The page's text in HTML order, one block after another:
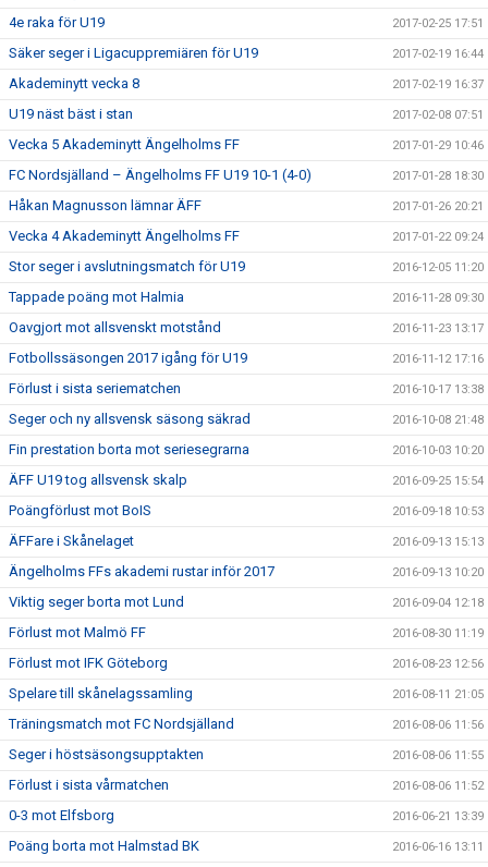
4e raka för U19 2017-02-25 17:51
Säker seger i Ligacuppremiären för U19 2017-02-19 16:44
Akademinytt vecka 8 2017-02-19 16:37
U19 näst bäst i stan 2017-02-08 07:51
Vecka 5 Akademinytt Ängelholms FF 2017-01-29 10:46
FC Nordsjälland – Ängelholms FF U19 10-1 (4-0) 2017-01-28 18:30
Håkan Magnusson lämnar ÄFF 2017-01-26 20:21
Vecka 4 Akademinytt Ängelholms FF 2017-01-22 09:24
Stor seger i avslutningsmatch för U19 2016-12-05 11:20
Tappade poäng mot Halmia 2016-11-28 09:30
Oavgjort mot allsvenskt motstånd 2016-11-23 13:17
Fotbollssäsongen 2017 igång för U19 2016-11-12 17:16
Förlust i sista seriematchen 2016-10-17 13:38
Seger och ny allsvensk säsong säkrad 2016-10-08 21:48
Fin prestation borta mot seriesegrarna 2016-10-03 10:20
ÄFF U19 tog allsvensk skalp 2016-09-25 15:54
Poängförlust mot BoIS 2016-09-18 10:53
ÄFFare i Skånelaget 2016-09-13 15:13
Ängelholms FFs akademi rustar inför 2017 2016-09-13 10:20
Viktig seger borta mot Lund 2016-09-04 12:18
Förlust mot Malmö FF 2016-08-30 11:19
Förlust mot IFK Göteborg 2016-08-23 12:56
Spelare till skånelagssamling 2016-08-11 21:05
Träningsmatch mot FC Nordsjälland 2016-08-06 11:56
Seger i höstsäsongsupptakten 2016-08-06 11:55
Förlust i sista vårmatchen 2016-08-06 11:52
0-3 mot Elfsborg 2016-06-21 13:39
Poäng borta mot Halmstad BK 2016-06-16 13:11